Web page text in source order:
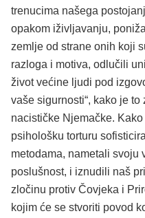
trenucima našega
opakom iživljavanju,
zemlje od strane onih koji
razloga i motiva, odlučili
život većine ljudi pod
vaše sigurnosti“, kako je
nacističke Njemačke.
psihološku torturu
metodama, nametali svoju
poslušnost, i iznudili naš
zločinu protiv Čovjeka i
kojim će se stvoriti povod